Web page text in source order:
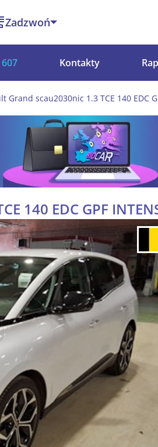
Zadzwoń
607 Kontakty
Grand scau2030nic 1.3 TCE 140 EDC
140 EDC GPF